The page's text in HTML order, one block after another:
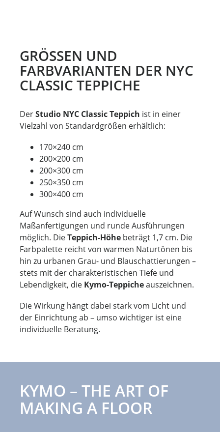
GRÖSSEN UND F
ARBVARIANTEN DER NYC C
LASSIC TEPPICHE
DerStudio NYC Classic Teppich ist in einer
Vielzahl von Standardgrößen erhältlich:
170×240 cm
200×200 cm
200×300 cm
250×350 cm
300×400 cm
Auf Wunsch sind auch individuelle
Maßanfertigungen und runde Ausführungen
möglich. DieTeppich-Höhe beträgt 1,7 cm. Die
Farbpalette reicht von warmen Naturtönen bis
hin zu urbanen Grau- und Blauschattierungen –
stets mit der charakteristischen Tiefe und
Lebendigkeit, die Kymo-Teppicheauszeichnen.
Die Wirkung hängt dabei stark vom Licht und
der Einrichtung ab – umso wichtiger ist eine
individuelle Beratung.
KYMO – THE ART OF
MAKING A FLOOR